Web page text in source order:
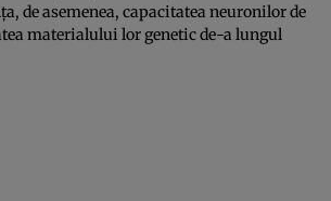
de asemenea, capacitatea neuronilor de
materialului lor genetic de-a lungul